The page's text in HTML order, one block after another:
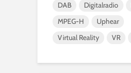
DAB
Digitalradio
MPEG-H
Uphear
Virtual Reality
VR